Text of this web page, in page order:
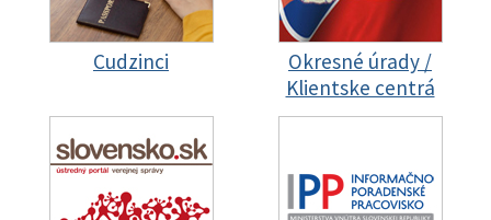
Cudzinci
Okresné úrady /
Klientske centrá